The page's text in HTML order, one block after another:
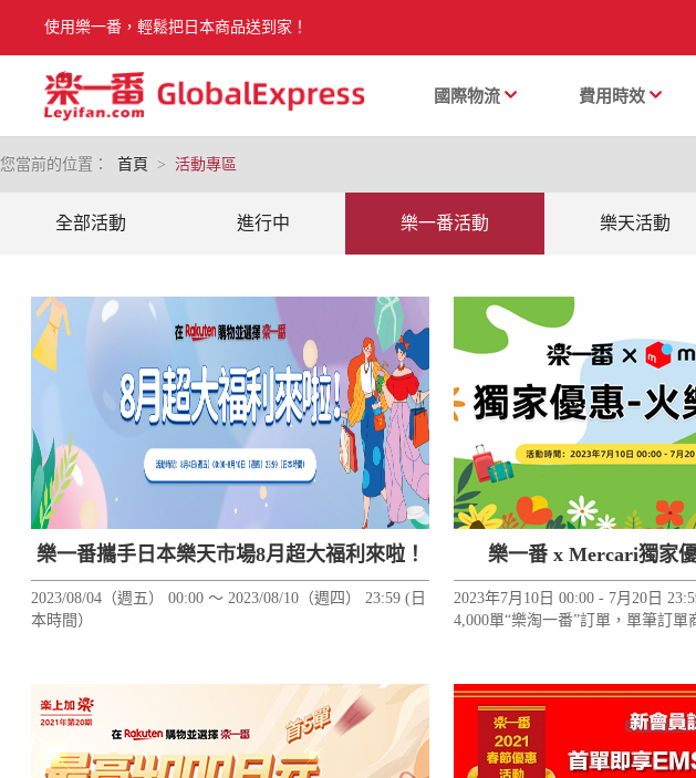
使用樂一番，輕鬆把日本商品送到家！
國際物流 費用時效
您當前的位置： 首頁 > 活動專區
全部活動 進行中 樂一番活動 樂天活動
樂一番攜手日本樂天市場8月超大福利來啦！
2023/08/04（週五） 00:00 ～ 2023/08/10（週四） 23:59 (日
本時間）
樂一番 x Mercari獨家
擋！！！
2023年7月10日 00:00 - 7月20日
4,000單“樂淘一番”訂單，單筆訂單